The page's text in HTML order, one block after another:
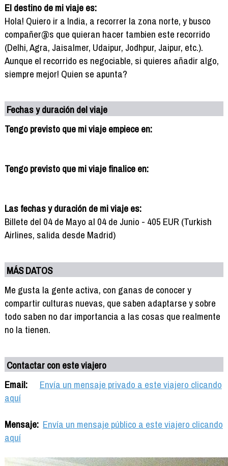
El destino de mi viaje es:
Hola! Quiero ir a India, a recorrer la zona norte, y busco
compañer@s que quieran hacer tambien este recorrido
(Delhi, Agra, Jaisalmer, Udaipur, Jodhpur, Jaipur, etc.).
Aunque el recorrido es negociable, si quieres añadir algo,
siempre mejor! Quien se apunta?
Fechas y duración del viaje
Tengo previsto que mi viaje empiece en:
Tengo previsto que mi viaje finalice en:
Las fechas y duración de mi viaje es:
Billete del 04 de Mayo al 04 de Junio - 405 EUR (Turkish
Airlines, salida desde Madrid)
MÁS DATOS
Me gusta la gente activa, con ganas de conocer y
compartir culturas nuevas, que saben adaptarse y sobre
todo saben no dar importancia a las cosas que realmente
no la tienen.
Contactar con este viajero
Email:
Envía un mensaje privado a este viajero clicando
aquí
Mensaje: Envía un mensaje público a este viajero clicando
aquí